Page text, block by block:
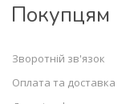
Покупцям
Зворотній зв'язок
Оплата та доставка